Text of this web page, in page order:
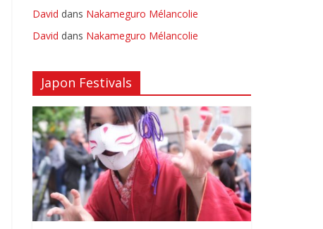
David dans Nakameguro Mélancolie
David dans Nakameguro Mélancolie
Japon Festivals